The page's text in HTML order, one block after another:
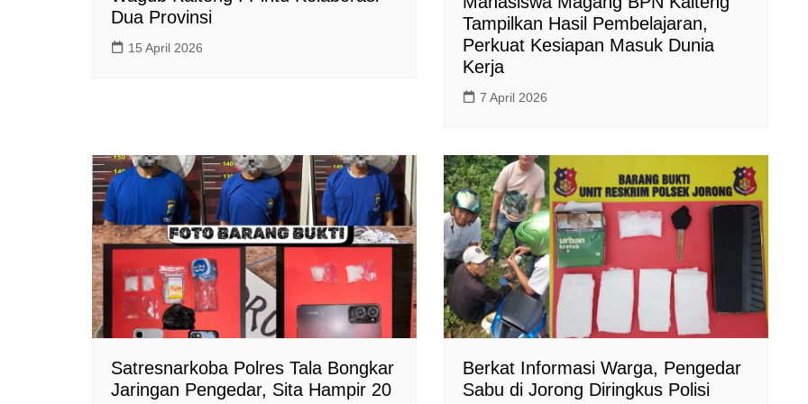
Dua Provinsi
15 April 2026
Tampilkan Hasil Pembelajaran,
Perkuat Kesiapan Masuk Dunia
Kerja
7 April 2026
Satresnarkoba Polres Tala Bongkar
Jaringan Pengedar, Sita Hampir 20
Berkat Informasi Warga, Pengedar
Sabu di Jorong Diringkus Polisi